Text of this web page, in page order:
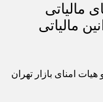
مالیاتی
مالیاتی
امنای بازار تهران